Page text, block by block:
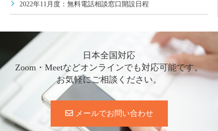
2022年11月度：無料電話相談窓口開設日程
日本全国対応
Zoom・Meetなどオンラインでも対応可能です。
お気軽にご相談ください。
メールでお問い合わせ